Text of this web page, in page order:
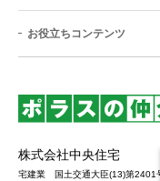
お役立ちコンテンツ
株式会社中央住宅
宅建業 国土交通大臣(13)第2401